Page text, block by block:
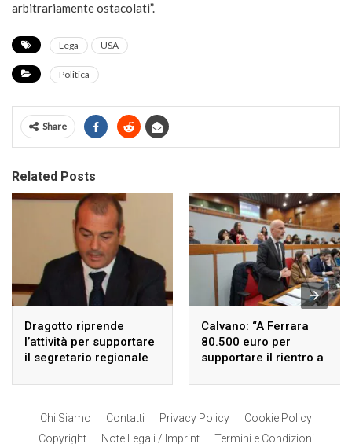
arbitrariamente ostacolati”.
Lega USA
Politica
Share
Related Posts
Dragotto riprende
l’attività per supportare
il segretario regionale
Calvano: “A Ferrara
80.500 euro per
supportare il rientro a
Chi Siamo Contatti Privacy Policy
Cookie Policy
Copyright
Note Legali / Imprint Termini e Condizioni